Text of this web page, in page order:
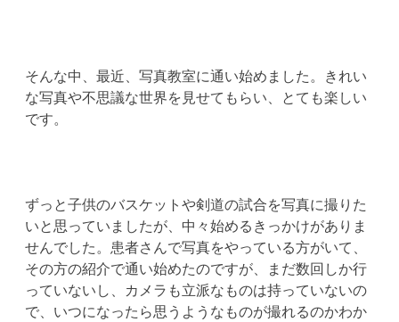
そんな中、最近、写真教室に通い始めました。きれい
な写真や不思議な世界を見せてもらい、とても楽しい
です。
ずっと子供のバスケットや剣道の試合を写真に撮りた
いと思っていましたが、中々始めるきっかけがありま
せんでした。患者さんで写真をやっている方がいて、
その方の紹介で通い始めたのですが、まだ数回しか行
っていないし、カメラも立派なものは持っていないの
で、いつになったら思うようなものが撮れるのかわか